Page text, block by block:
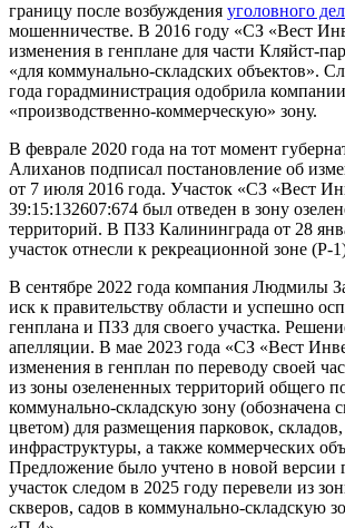
границу после возбуждения уголовного
мошенничестве. В 2016 году «СЗ «Вест
изменения в генплане для части Кляйст-
«для коммунально-складских объектов».
года горадминистрация одобрила компании
«производственно-коммерческую» зону.
В феврале 2020 года на тот момент
Алиханов подписал постановление об
от 7 июля 2016 года. Участок «СЗ «Вест
39:15:132607:674 был отведен в зону
территорий. В ПЗЗ Калининграда от 28
участок отнесли к рекреационной зоне (Р-
В сентябре 2022 года компания Людмилы
иск к правительству области и успешно
генплана и ПЗЗ для своего участка.
апелляции. В мае 2023 года «СЗ «Вест
изменения в генплан по переводу своей
из зоны озелененных территорий общего
коммунально-складскую зону (обозначена
цветом) для размещения парковок,
инфраструктуры, а также коммерческих
Предложение было учтено в новой версии
участок следом в 2025 году перевели из
скверов, садов в коммунально-складскую